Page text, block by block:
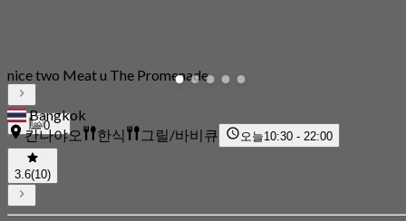
0
nice two Meat u The Promenade
Bangkok
칸나야오
한식 그릴/바비큐 오늘10:30 - 22:00
3.6(10)